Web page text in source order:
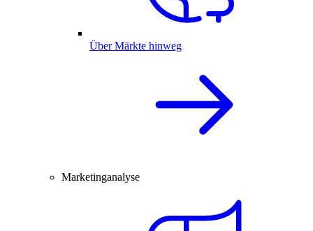
Über Märkte hinweg
Marketinganalyse